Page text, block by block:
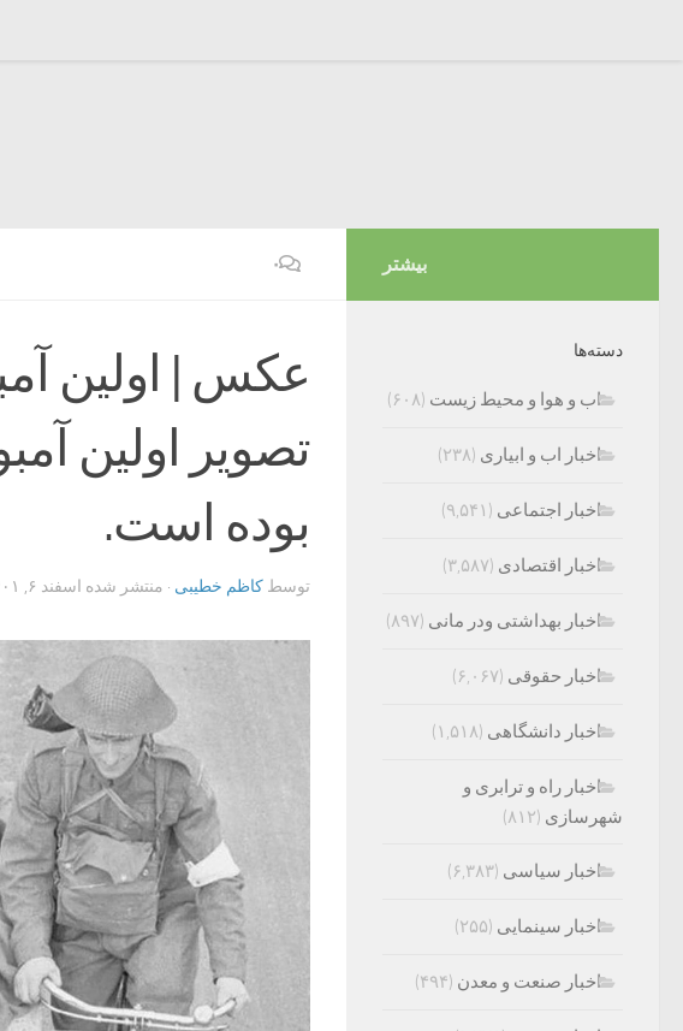
۰
عکس | اولین‌
تصویر اولین‌
بوده است.
توسط کاظم خطیبی · منتشر شده اسفند ۶, ۱۴۰۱
بیشتر
دسته‌ها
اب و هوا و محیط زیست (۶۰۸)
اخبار اب و ابیاری (۲۳۸)
اخبار اجتماعی (۹,۵۴۱)
اخبار اقتصادی (۳,۵۸۷)
اخبار بهداشتی ودر مانی (۸۹۷)
اخبار حقوقی (۶,۰۶۷)
اخبار دانشگاهی (۱,۵۱۸)
اخبار راه و ترابری و
شهرسازی (۸۱۲)
اخبار سیاسی (۶,۳۸۳)
اخبار سینمایی (۲۵۵)
اخبار صنعت و معدن (۴۹۴)